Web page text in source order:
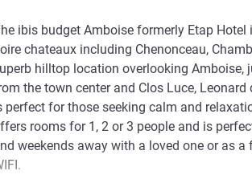
ibis budget Amboise formerly Etap
chateaux including Chenonceau,
hilltop location overlooking Amboise,
the town center and Clos Luce, Leonard
perfect for those seeking calm and
rooms for 1, 2 or 3 people and is
weekends away with a loved one or as a